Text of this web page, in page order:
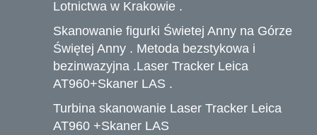
Lotnictwa w Krakowie .
Skanowanie figurki Świetej Anny na Górze
Świętej Anny . Metoda bezstykowa i
bezinwazyjna .Laser Tracker Leica
AT960+Skaner LAS .
Turbina skanowanie Laser Tracker Leica
AT960 +Skaner LAS